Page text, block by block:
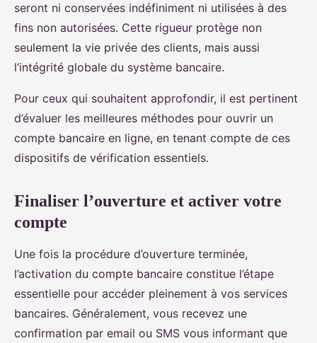
seront ni conservées indéfiniment ni utilisées à des
fins non autorisées. Cette rigueur protège non
seulement la vie privée des clients, mais aussi
l’intégrité globale du système bancaire.
Pour ceux qui souhaitent approfondir, il est pertinent
d’évaluer les meilleures méthodes pour ouvrir un
compte bancaire en ligne, en tenant compte de ces
dispositifs de vérification essentiels.
Finaliser l’ouverture et activer votre
compte
Une fois la procédure d’ouverture terminée,
l’activation du compte bancaire constitue l’étape
essentielle pour accéder pleinement à vos services
bancaires. Généralement, vous recevez une
confirmation par email ou SMS vous informant que